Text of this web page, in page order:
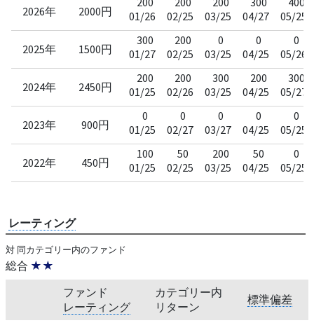
2026年 2000円
01/26
02/25
03/25
04/27
05/25
2025年 1500円
300
01/27
200
02/25
0
03/25
0
04/25
0
05/26
2024年 2450円
200
01/25
200
02/26
300
03/25
200
04/25
300
05/27
2023年 900円
0
01/25
0
02/27
0
03/27
0
04/25
0
05/25
2022年 450円
100
01/25
50
02/25
200
03/25
50
04/25
0
05/25
レーティング
対 同カテゴリー内のファンド
総合 ★★
ファンド
レーティング
カテゴリー内
リターン
標準偏差